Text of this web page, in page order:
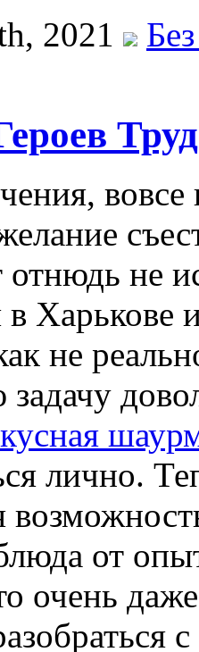
2021
не
в Харькове
не
лично.
от
очень